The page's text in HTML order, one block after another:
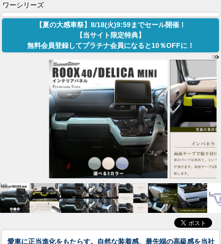
ワーシリーズ
【夏の大感車祭】8/18(火)9:59までセール開催！
【当サイト限定特典】
無料会員登録してプラチナ会員になると10％OFFに！
愛車に正当進化をもたらす。自然な装着感、最先端の高級感を当社